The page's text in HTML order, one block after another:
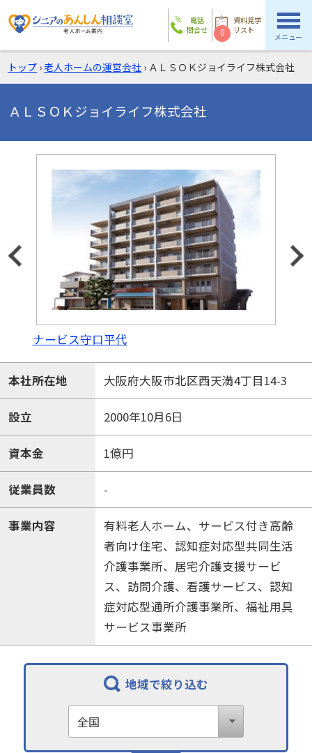
電話
問合せ
資料見学
リスト
0 メニュー
トップ ›老人ホームの運営会社 › ＡＬＳＯＫジョイライフ株式会社
ＡＬＳＯＫジョイライフ株式会社
ナービス守口平代
本社所在地 大阪府大阪市北区西天満4丁目14-3
設立 2000年10月6日
資本金 1億円
従業員数 -
事業内容
有料老人ホーム、サービス付き高齢
者向け住宅、認知症対応型共同生活
介護事業所、居宅介護支援サービ
ス、訪問介護、看護サービス、認知
症対応型通所介護事業所、福祉用具
サービス事業所
地域で絞り込む